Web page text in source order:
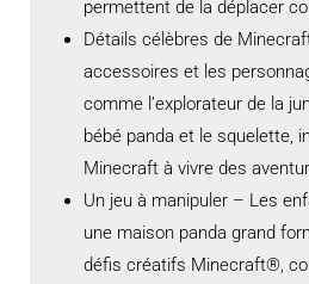
permettent de la déplacer
Détails célèbres de
accessoires et les
comme l’explorateur de la
bébé panda et le squelette,
Minecraft à vivre des
Un jeu à manipuler – Les
une maison panda grand
défis créatifs Minecraft®,